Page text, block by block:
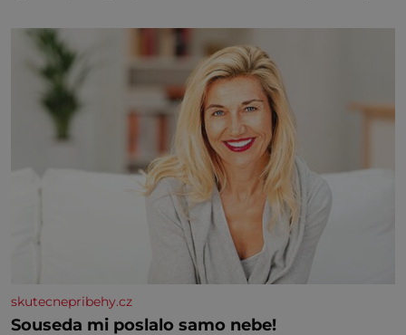
procházel uličkami lotyšské Rigy? Casanova v Pobaltí
kontaktoval tamní zednářské lóže. Nebyl v této
oblasti žádným nováčkem, protože do zednářské
skutecnepribehy.cz
Souseda mi poslalo samo nebe!